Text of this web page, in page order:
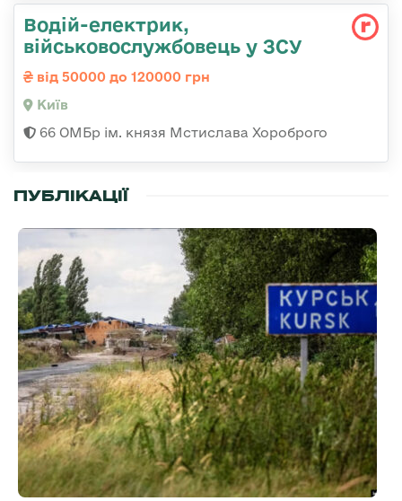
Водій-електрик,
військовослужбовець у ЗСУ
від 50000 до 120000 грн
Київ
66 ОМБр ім. князя Мстислава Хороброго
ПУБЛІКАЦІЇ